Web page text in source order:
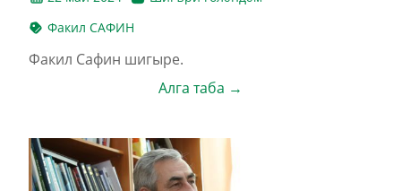
Факил САФИН
Факил Сафин шигыре.
Алга таба →